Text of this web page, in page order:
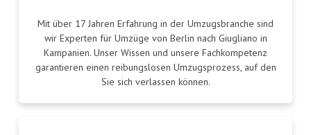
Mit über 17 Jahren Erfahrung in der Umzugsbranche sind
wir Experten für Umzüge von Berlin nach Giugliano in
Kampanien. Unser Wissen und unsere Fachkompetenz
garantieren einen reibungslosen Umzugsprozess, auf den
Sie sich verlassen können.